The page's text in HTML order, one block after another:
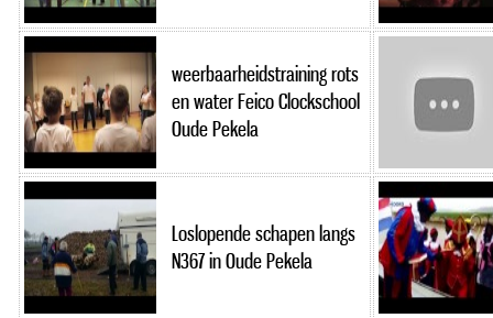
weerbaarheidstraining rots
en water Feico Clockschool
Oude Pekela
Loslopende schapen langs
N367 in Oude Pekela